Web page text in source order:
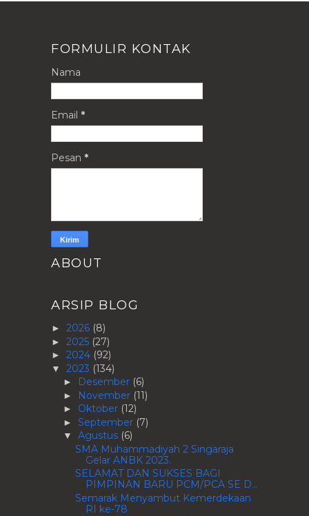
FORMULIR KONTAK
Nama
Email *
Pesan *
ABOUT
ARSIP BLOG
► 2026 (8)
► 2025 (27)
► 2024 (92)
▼ 2023 (134)
► Desember (6)
► November (11)
► Oktober (12)
► September (7)
▼ Agustus (6)
SMA Muhammadiyah 2 Singaraja
Gelar ANBK 2023.
SELAMAT DAN SUKSES BAGI
PIMPINAN BARU PCM/PCA SE D...
Semarak Menyambut Kemerdekaan
RI ke-78